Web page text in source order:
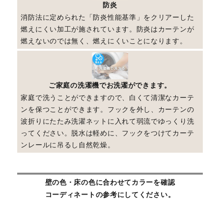
防炎
消防法に定められた「防炎性能基準」をクリアーした
燃えにくい加工が施されています。防炎はカーテンが
燃えないのでは無く、燃えにくいことになります。
ご家庭の洗濯機でお洗濯ができます。
家庭で洗うことができますので、白くて清潔なカーテ
ンを保つことができます。フックを外し、カーテンの
波折りにたたみ洗濯ネットに入れて弱流でゆっくり洗
ってください。脱水は軽めに、フックをつけてカーテ
ンレールに吊るし自然乾燥。
壁の色・床の色に合わせてカラーを確認
コーディネートの参考にしてください。